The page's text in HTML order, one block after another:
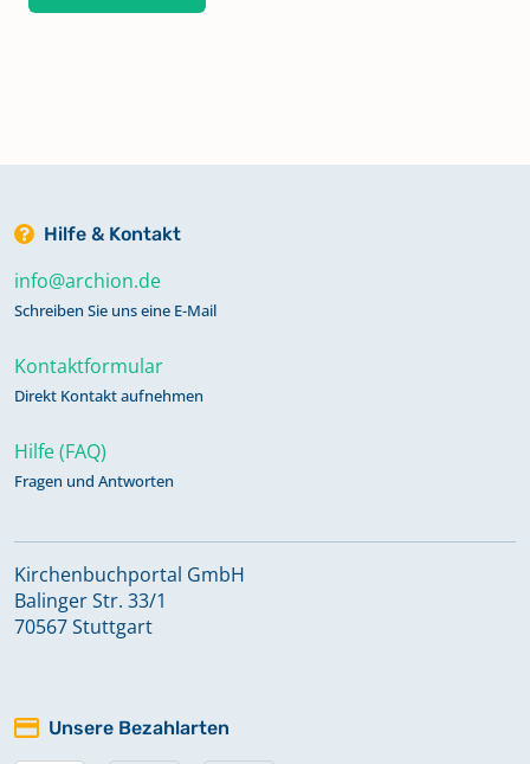
Hilfe & Kontakt
info@archion.de
Schreiben Sie uns eine E-Mail
Kontaktformular
Direkt Kontakt aufnehmen
Hilfe (FAQ)
Fragen und Antworten
Kirchenbuchportal GmbH
Balinger Str. 33/1
70567 Stuttgart
Unsere Bezahlarten